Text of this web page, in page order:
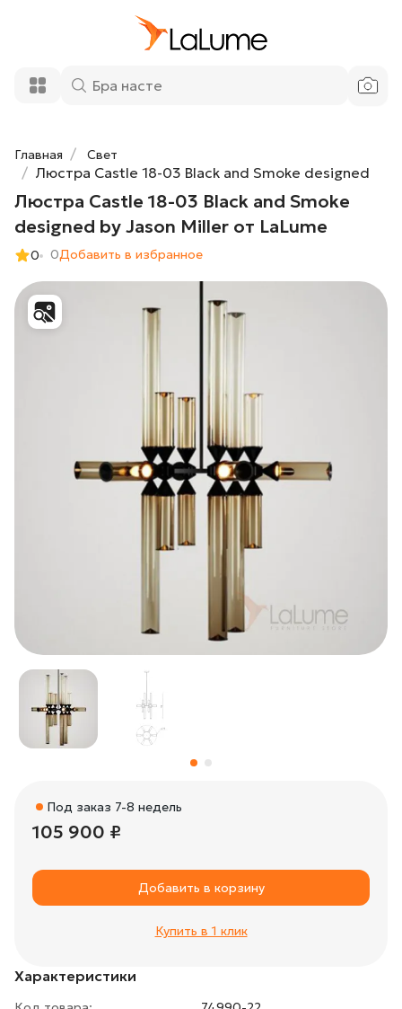
Главная Свет
Люстра Castle 18-03 Black and Smoke designed
Люстра Castle 18-03 Black and Smoke
designed by Jason Miller от LaLume
0 0Добавить в избранное
Характеристики
Под заказ 7-8 недель
105 900 ₽
Добавить в корзину
Купить в 1 клик
designed by Jason Miller от LaLume